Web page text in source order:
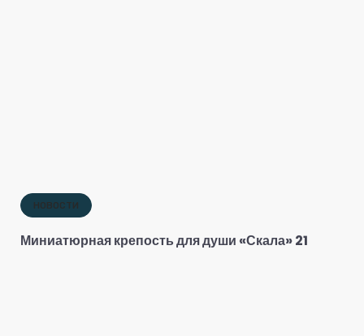
НОВОСТИ
Миниатюрная крепость для души «Скала» 21